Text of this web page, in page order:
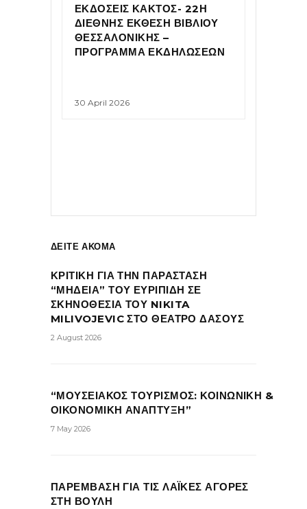
ΕΚΔΟΣΕΙΣ ΚΑΚΤΟΣ- 22Η
ΔΙΕΘΝΗΣ ΕΚΘΕΣΗ ΒΙΒΛΙΟΥ
ΘΕΣΣΑΛΟΝΙΚΗΣ –
ΠΡΟΓΡΑΜΜΑ ΕΚΔΗΛΩΣΕΩΝ
30 April 2026
ΔΕΙΤΕ ΑΚΟΜΑ
ΚΡΙΤΙΚΗ ΓΙΑ ΤΗΝ ΠΑΡΑΣΤΑΣΗ
“ΜΗΔΕΙΑ” ΤΟΥ ΕΥΡΙΠΙΔΗ ΣΕ
ΣΚΗΝΟΘΕΣΙΑ ΤΟΥ NIKITA
MILIVOJEVIC ΣΤΟ ΘΕΑΤΡΟ ΔΑΣΟΥΣ
2 August 2026
“ΜΟΥΣΕΙΑΚΟΣ ΤΟΥΡΙΣΜΟΣ: ΚΟΙΝΩΝΙΚΗ &
ΟΙΚΟΝΟΜΙΚΗ ΑΝΑΠΤΥΞΗ”
7 May 2026
ΠΑΡΕΜΒΑΣΗ ΓΙΑ ΤΙΣ ΛΑΪΚΕΣ ΑΓΟΡΕΣ
ΣΤΗ ΒΟΥΛΗ